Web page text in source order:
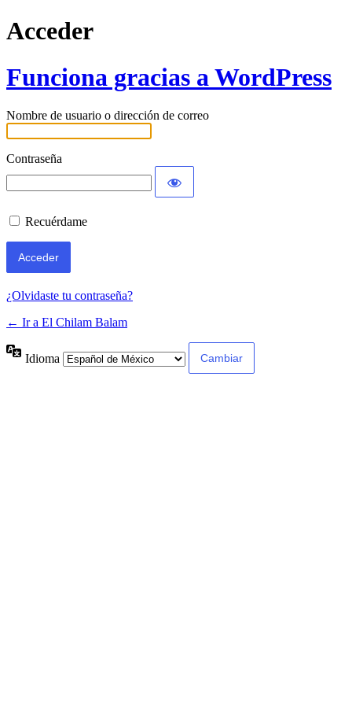
Acceder
Funciona gracias a WordPress
Nombre de usuario o dirección de correo
Contraseña
Recuérdame
¿Olvidaste tu contraseña?
← Ir a El Chilam Balam
Idioma